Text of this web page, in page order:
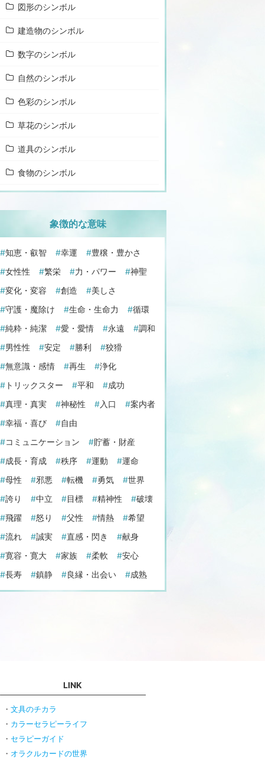
図形のシンボル
建造物のシンボル
数字のシンボル
自然のシンボル
色彩のシンボル
草花のシンボル
道具のシンボル
食物のシンボル
象徴的な意味
知恵・叡智 幸運
豊穣・豊かさ
女性性
繁栄 力・パワー
神聖
変化・変容
創造
美しさ
守護・魔除け
生命・生命力
循環
純粋・純潔
愛・愛情 永遠
調和
男性性
安定 勝利
狡猾
無意識・感情
再生
浄化
トリックスター
平和
成功
真理・真実
神秘性 入口
案内者
幸福・喜び
自由
コミュニケーション
貯蓄・財産
成長・育成
秩序 運動
運命
母性
邪悪 転機 勇気
世界
誇り
中立 目標 精神性
破壊
飛躍
怒り 父性 情熱
希望
流れ
誠実 直感・閃き
献身
寛容・寛大
家族 柔軟
安心
長寿
鎮静 良縁・出会い 成熟
LINK
文具のチカラ
カラーセラピーライフ
セラピーガイド
オラクルカードの世界